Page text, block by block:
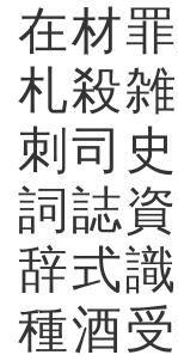
在材罪
札殺雑
刺 司 史
詞誌 資
辞式識
種酒受